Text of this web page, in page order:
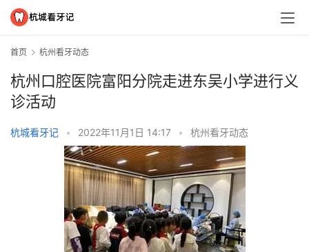
首页 杭州看牙动态
杭州口腔医院富阳分院走进东吴小学进行义
诊活动
杭城看牙记 • 2022年11月1日 14:17 • 杭州看牙动态